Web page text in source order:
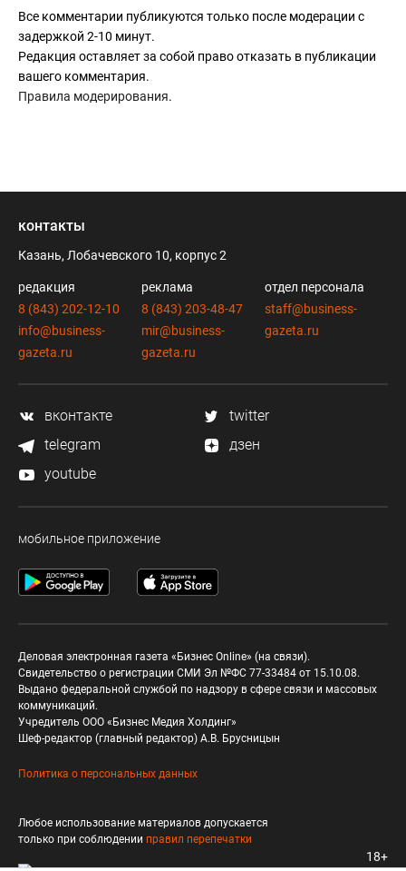
Все комментарии публикуются только после модерации с
задержкой 2-10 минут.
Редакция оставляет за собой право отказать в публикации
вашего комментария.
Правила модерирования.
контакты
Казань, Лобачевского 10, корпус 2
редакция
8 (843) 202-12-10
info@business-
gazeta.ru
реклама
8 (843) 203-48-47
mir@business-
gazeta.ru
отдел персонала
staff@business-
gazeta.ru
вконтакте
twitter
telegram
дзен
youtube
мобильное приложение
Деловая электронная газета «Бизнес Online» (на связи).
Свидетельство о регистрации СМИ Эл №ФС 77-33484 от 15.10.08.
Выдано федеральной службой по надзору в сфере связи и массовых
коммуникаций.
Учредитель ООО «Бизнес Медия Холдинг»
Шеф-редактор (главный редактор) А.В. Брусницын
Политика о персональных данных
Любое использование материалов допускается
только при соблюдении правил перепечатки
18+